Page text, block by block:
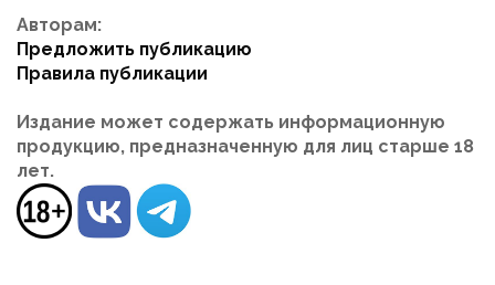
Авторам:
Предложить публикацию
Правила публикации
Издание может содержать информационную
продукцию, предназначенную для лиц старше 18
лет.